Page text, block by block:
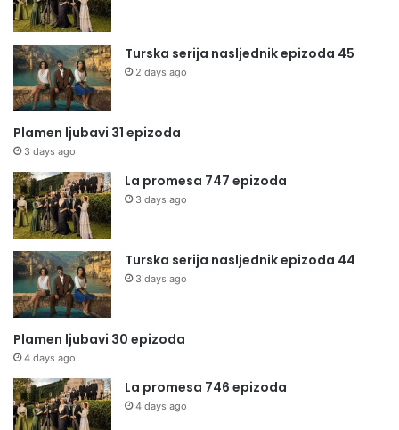
Turska serija nasljednik epizoda 45
2 days ago
Plamen ljubavi 31 epizoda
3 days ago
La promesa 747 epizoda
3 days ago
Turska serija nasljednik epizoda 44
3 days ago
Plamen ljubavi 30 epizoda
4 days ago
La promesa 746 epizoda
4 days ago